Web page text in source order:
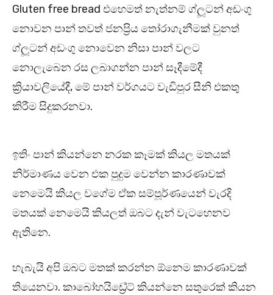
Gluten free bread එහෙමත් නැත්නම් ග්ලූටන් අඩංගු
නොවන පාන් තවත් ජනප්‍රිය තෝරාගැනීමක් වුනත්
ග්ලූටන් අඩංගු නොවෙන නිසා පාන් වලට
නොලැබෙන රස ලබාගන්න පාන් සෑදීමේදී
ක්‍රියාවලියේදී, මේ පාන් වර්ගයට වැඩිපුර සීනි එකතු
කිරීම සිදුකරනවා.
ඉතිං පාන් කියන්නෙ නරක කෑමක් කියල මතයක්
නිර්මාණය වෙන එක පුදුම වෙන්න කාරණාවක්
නෙමෙයි කියල වගේම ඒක සම්පූර්ණයෙන් වැරදි
මතයක් නෙමෙයි කියලත් ඔබට දැන් වැටහෙනව
ඇතිනෙ.
හැබැයි අපි ඔබට මතක් කරන්න ඕනෙම කාරණාවක්
තියෙනවා. කාබෝහයිඩ්‍රේට් කියන්නෙ සතුරෙක් කියන